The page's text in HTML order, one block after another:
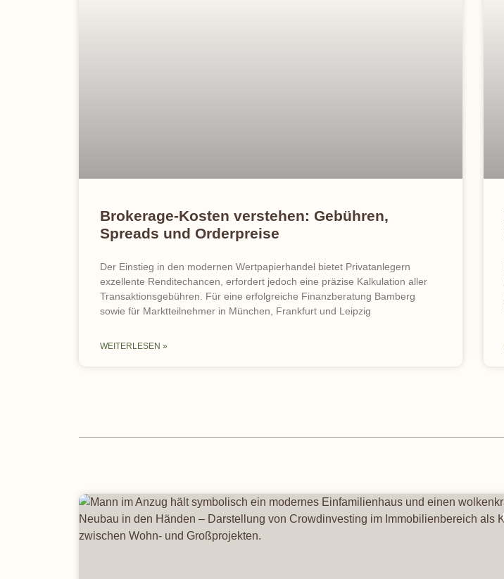
Brokerage-Kosten verstehen: Gebühren,
Spreads und Orderpreise
Der Einstieg in den modernen Wertpapierhandel bietet Privatanlegern
exzellente Renditechancen, erfordert jedoch eine präzise Kalkulation aller
Transaktionsgebühren. Für eine erfolgreiche Finanzberatung Bamberg
sowie für Marktteilnehmer in München, Frankfurt und Leipzig
WEITERLESEN »